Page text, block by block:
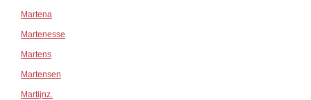
Martena
Martenesse
Martens
Martensen
Martijnz.